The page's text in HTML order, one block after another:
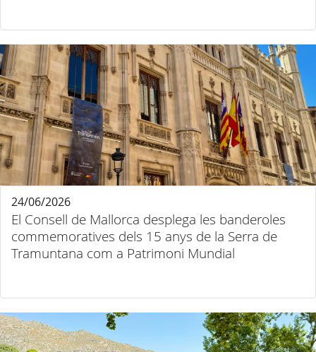
El Consell de Mallorca desplega les banderoles
commemoratives dels 15 anys de la Serra de
Tramuntana com a Patrimoni Mundial
24/06/2026